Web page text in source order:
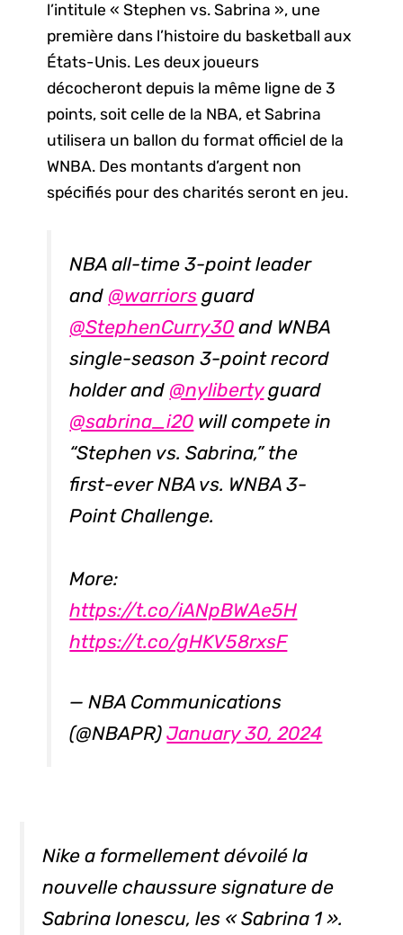
l’intitule « Stephen vs. Sabrina », une
première dans l’histoire du basketball aux
États-Unis. Les deux joueurs
décocheront depuis la même ligne de 3
points, soit celle de la NBA, et Sabrina
utilisera un ballon du format officiel de la
WNBA. Des montants d’argent non
spécifiés pour des charités seront en jeu.
NBA all-time 3-point leader
and @warriors guard
@StephenCurry30 and WNBA
single-season 3-point record
holder and @nylibertyguard
@sabrina_i20 will compete in
“Stephen vs. Sabrina,” the
first-ever NBA vs. WNBA 3-
Point Challenge.
More:
https://t.co/iANpBWAe5H
https://t.co/gHKV58rxsF
— NBA Communications
(@NBAPR)January 30, 2024
Nike a formellement dévoilé la
nouvelle chaussure signature de
Sabrina Ionescu, les « Sabrina 1 ».